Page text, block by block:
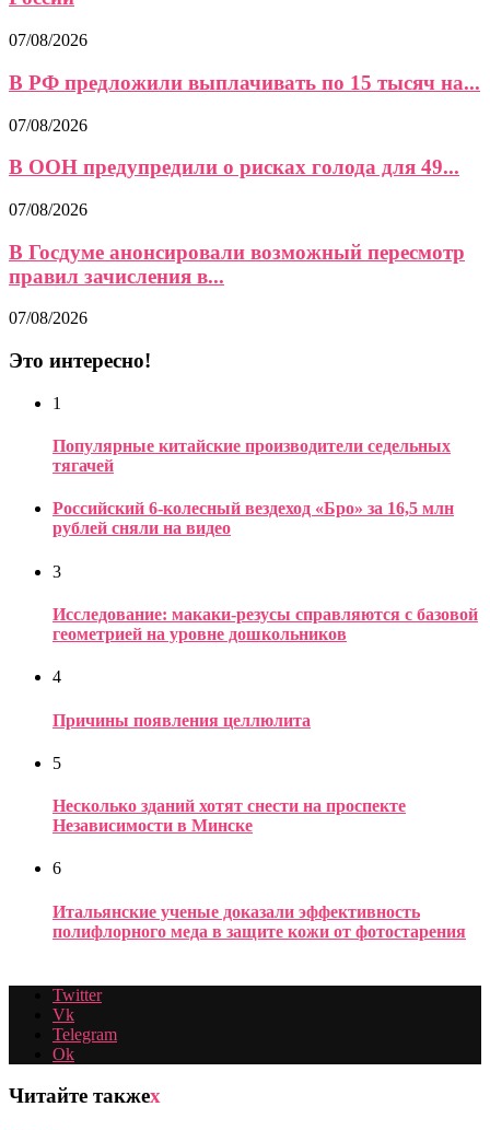
07/08/2026
В РФ предложили выплачивать по 15 тысяч на...
07/08/2026
В ООН предупредили о рисках голода для 49...
07/08/2026
В Госдуме анонсировали возможный пересмотр
правил зачисления в...
07/08/2026
Это интересно!
1
Популярные китайские производители седельных
тягачей
Российский 6-колесный вездеход «Бро» за 16,5 млн
рублей сняли на видео
3
Исследование: макаки-резусы справляются с базовой
геометрией на уровне дошкольников
4
Причины появления целлюлита
5
Несколько зданий хотят снести на проспекте
Независимости в Минске
6
Итальянские ученые доказали эффективность
полифлорного меда в защите кожи от фотостарения
Twitter
Vk
Telegram
Ok
Читайте такжеx